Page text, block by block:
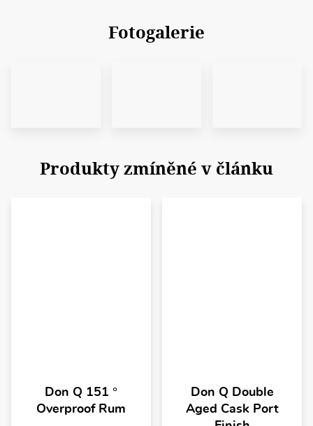
Fotogalerie
Produkty zmíněné v článku
Don Q 151 °
Overproof Rum
Don Q Double
Aged Cask Port